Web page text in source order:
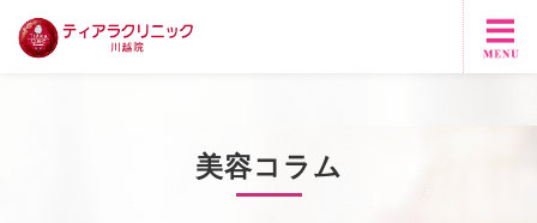
美容コラム